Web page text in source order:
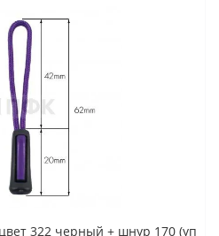
322 черный + шнур 170 (уп